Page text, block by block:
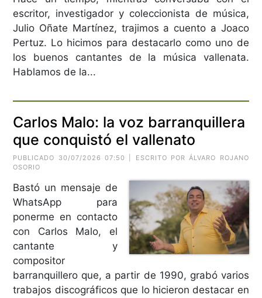
escritor, investigador y coleccionista de música,
Julio Oñate Martínez, trajimos a cuento a Joaco
Pertuz. Lo hicimos para destacarlo como uno de
los buenos cantantes de la música vallenata.
Hablamos de la...
Carlos Malo: la voz barranquillera
que conquistó el vallenato
PUBLICADO 30/07/2026 07:50 | ESCRITO POR ÁLVARO ROJANO
OSORIO
Bastó un mensaje de
WhatsApp para
ponerme en contacto
con Carlos Malo, el
cantante y
compositor
barranquillero que, a partir de 1990, grabó varios
trabajos discográficos que lo hicieron destacar en